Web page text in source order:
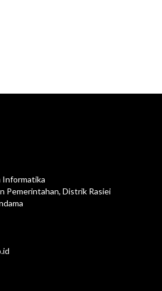
Informatika
Pemerintahan, Distrik Rasiei